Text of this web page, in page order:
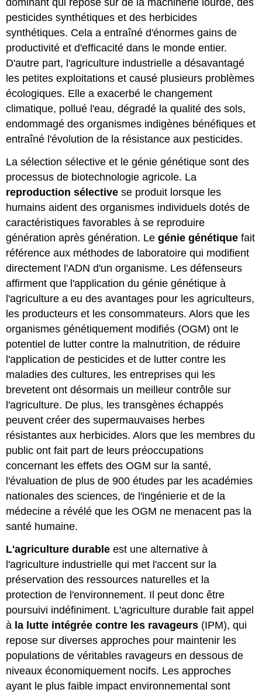
dominant qui repose sur de la machinerie lourde, des
pesticides synthétiques et des herbicides
synthétiques. Cela a entraîné d'énormes gains de
productivité et d'efficacité dans le monde entier.
D'autre part, l'agriculture industrielle a désavantagé
les petites exploitations et causé plusieurs problèmes
écologiques. Elle a exacerbé le changement
climatique, pollué l'eau, dégradé la qualité des sols,
endommagé des organismes indigènes bénéfiques et
entraîné l'évolution de la résistance aux pesticides.
La sélection sélective et le génie génétique sont des
processus de biotechnologie agricole. La
reproduction sélective se produit lorsque les
humains aident des organismes individuels dotés de
caractéristiques favorables à se reproduire
génération après génération. Legénie génétique fait
référence aux méthodes de laboratoire qui modifient
directement l'ADN d'un organisme. Les défenseurs
affirment que l'application du génie génétique à
l'agriculture a eu des avantages pour les agriculteurs,
les producteurs et les consommateurs. Alors que les
organismes génétiquement modifiés (OGM) ont le
potentiel de lutter contre la malnutrition, de réduire
l'application de pesticides et de lutter contre les
maladies des cultures, les entreprises qui les
brevetent ont désormais un meilleur contrôle sur
l'agriculture. De plus, les transgènes échappés
peuvent créer des supermauvaises herbes
résistantes aux herbicides. Alors que les membres du
public ont fait part de leurs préoccupations
concernant les effets des OGM sur la santé,
l'évaluation de plus de 900 études par les académies
nationales des sciences, de l'ingénierie et de la
médecine a révélé que les OGM ne menacent pas la
santé humaine.
L'agriculture durable est une alternative à
l'agriculture industrielle qui met l'accent sur la
préservation des ressources naturelles et la
protection de l'environnement. Il peut donc être
poursuivi indéfiniment. L'agriculture durable fait appel
à la lutte intégrée contre les ravageurs (IPM), qui
repose sur diverses approches pour maintenir les
populations de véritables ravageurs en dessous de
niveaux économiquement nocifs. Les approches
ayant le plus faible impact environnemental sont